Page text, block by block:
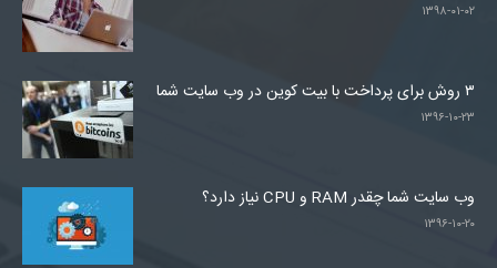
۱۳۹۸-۰۱-۰۲
۳ روش برای پرداخت با بیت کوین در وب سایت شما
۱۳۹۶-۱۰-۲۳
وب سایت شما چقدر RAM و CPU نیاز دارد؟
۱۳۹۶-۱۰-۲۰